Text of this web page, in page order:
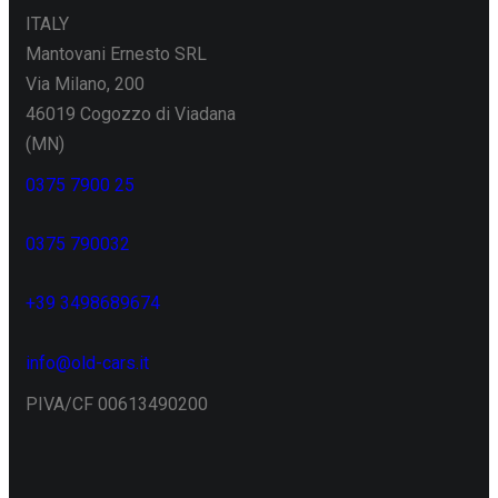
ITALY
Mantovani Ernesto SRL
Via Milano, 200
46019 Cogozzo di Viadana
(MN)
0375 7900 25
0375 790032
+39 3498689674
info@old-cars.it
PIVA/CF 00613490200